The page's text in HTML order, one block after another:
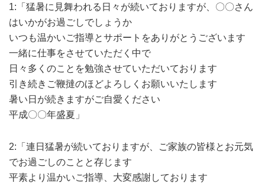
1:「猛暑に見舞われる日々が続いておりますが、〇〇さん
はいかがお過ごしでしょうか
いつも温かいご指導とサポートをありがとうございます
一緒に仕事をさせていただく中で
日々多くのことを勉強させていただいております
引き続きご鞭撻のほどよろしくお願いいたします
暑い日が続きますがご自愛ください
平成〇〇年盛夏」
2:「連日猛暑が続いておりますが、ご家族の皆様とお元気
でお過ごしのことと存じます
平素より温かいご指導、大変感謝しております